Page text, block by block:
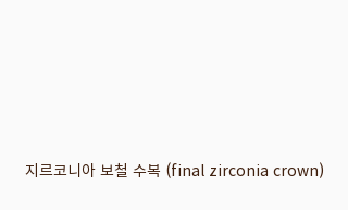
지르코니아 보철 수복 (final zirconia crown)